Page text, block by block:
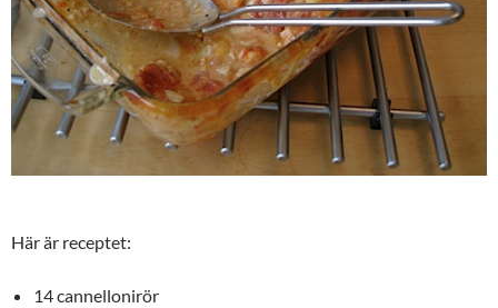
Här är receptet:
14 cannellonirör